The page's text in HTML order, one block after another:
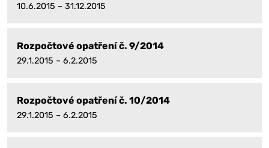
10.6.2015 – 31.12.2015
Rozpočtové opatření č. 9/2014
29.1.2015 – 6.2.2015
Rozpočtové opatření č. 10/2014
29.1.2015 – 6.2.2015